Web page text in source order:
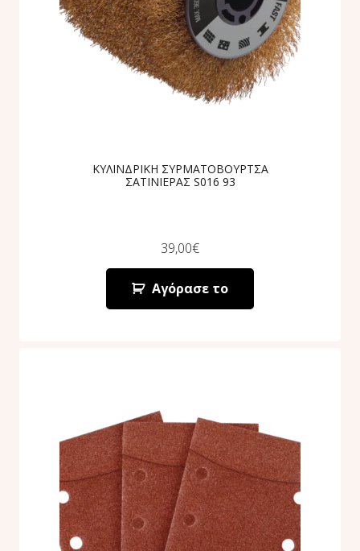
ΚΥΛΙΝΔΡΙΚΗ ΣΥΡΜΑΤΟΒΟΥΡΤΣΑ
ΣΑΤΙΝΙΕΡΑΣ S016 93
39,00€
Αγόρασε το